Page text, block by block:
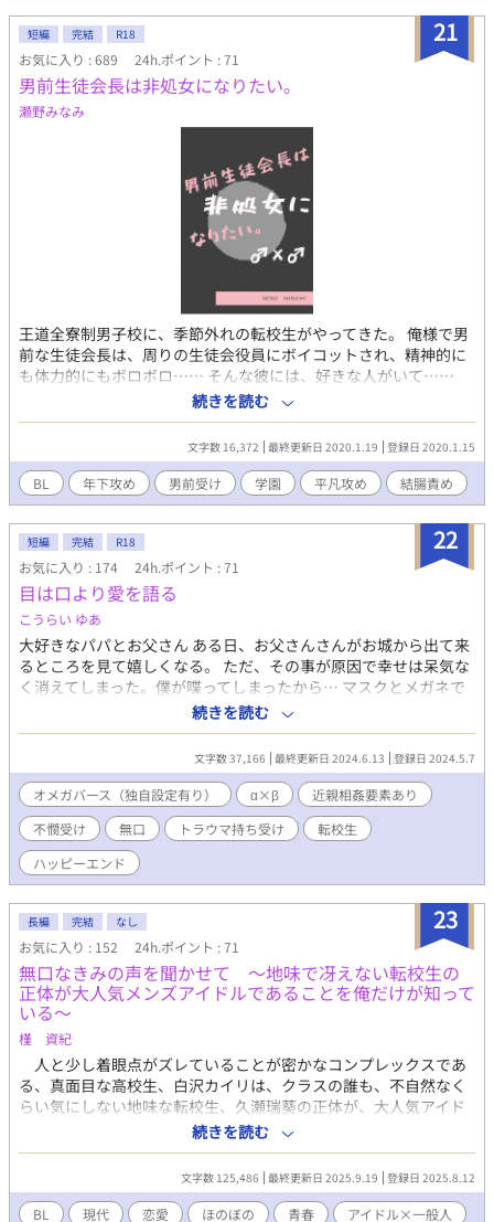
ちょうどこの春レオンが高校に上がって、それでも変わりないラ
ブラブな生活を送っていたんだけど なんとある日空から人が降っ
て来て！ ※ファンタジーでもなんでもなく、物理的に降って来た
んだ 信じられるか？いや、信じろ 腐ってる姉さんたちが言うに
は、そいつはみんな大好き王道転校生！ ､､､ってなんだ？ 兎にも
角にも、そいつが現れてから俺の高校がおかしくなってる？ いや
なんだよ平凡巻き込まれ役って！ あーもう！そんな睨むな！牽制
するな！ 俺には超絶ラブラブな彼氏がいるからそっちのいざこざ
に巻き込まないでくださいっ！！！ ※主人公は固定カプ､､､とい
うか、初っ端から2人でイチャイチャしてるし、ずっと変わりませ
ん ※同姓同士の婚姻が認められている世界線での話です ※王道学
園とはなんぞや？という人のために一応説明を載せていますが、
の方の作品を参照していただきたいです🙇‍♀️ ※シリアスは皆無です
終始ドタバタイチャイチャラブコメディでおとどけします
21
短編 完結 R18
お気に入り : 689 24h.ポイント : 71
男前生徒会長は非処女になりたい。
瀬野みなみ
王道全寮制男子校に、季節外れの転校生がやってきた。 俺様で男
前な生徒会長は、周りの生徒会役員にボイコットされ、精神的に
も体力的にもボロボロ…… そんな彼には、好きな人がいて……
R18/平凡攻め/結腸責め/メスイキ ※がついてる話はエロシーン含
みます。 自サイト→http://nanos.jp/color04/
twitter→@seno_1998(裏話や細かい設定をボソボソ) 表紙は ソラ
様(https://www.pixiv.net/member.php?id=454210)よりお借り
しました。
続きを読む
文字数 16,372 最終更新日 2020.1.19 登録日 2020.1.15
BL 年下攻め 男前受け 学園 平凡攻め 結腸責め
22
短編 完結 R18
お気に入り : 174 24h.ポイント : 71
目は口より愛を語る
こうらい ゆあ
大好きなパパとお父さん ある日、お父さんさんがお城から出て来
るところを見て嬉しくなる。 ただ、その事が原因で幸せは呆気な
く消えてしまった。僕が喋ってしまったから… マスクとメガネで
顔を隠し、喋らないように過ごして来た 誰にも関わらないように
してきた それなのに、転校生の彼は僕に纏わり付いてくる
続きを読む
文字数 37,166 最終更新日 2024.6.13 登録日 2024.5.7
オメガバース（独自設定有り） α×β
近親相姦要素あり
不憫受け
無口 トラウマ持ち受け
転校生
ハッピーエンド
23
長編 完結 なし
お気に入り : 152 24h.ポイント : 71
無口なきみの声を聞かせて ～地味で冴えない転校生の
正体が大人気メンズアイドルであることを俺だけが知って
いる～
槿 資紀
人と少し着眼点がズレていることが密かなコンプレックスであ
る、真面目な高校生、白沢カイリは、クラスの誰も、不自然なく
らい気にしない地味な転校生、久瀬瑞葵の正体が、大人気アイド
ルグループ「ラヴィ」のメインボーカル、ミズキであることに気
付く。特徴的で魅力的な声を持つミズキは、頑ななほどに無口を
貫いていて、カイリは度々、そんな彼が困っているところをそれ
となく助ける毎日を送っていた。 ひょんなことから、そんなミ
ズキに勉強を教えることになったカイリは、それをきっかけに、
続きを読む
文字数 125,486 最終更新日 2025.9.19 登録日 2025.8.12
BL 現代 恋愛 ほのぼの 青春 アイドル×一般人